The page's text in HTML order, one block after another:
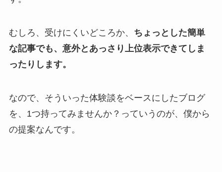
むしろ、受けにくいどころか、 ちょっとした簡単
な記事でも、意外とあっさり上位表示できてしま
ったりします。
なので、そういった体験談をベースにしたブログ
を、1つ持ってみませんか？っていうのが、僕から
の提案なんです。